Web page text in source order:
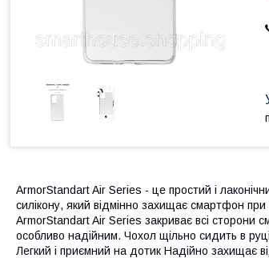
ArmorStandart Air Series - це простий і
силікону, який відмінно захищає смартфон
ArmorStandart Air Series закриває всі сторони
особливо надійним. Чохол щільно сидить в
Легкий і приємний на дотик Надійно захищає